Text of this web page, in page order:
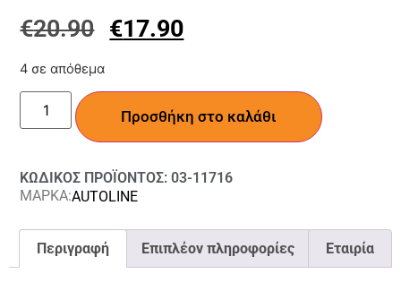
€20.90 €17.90
4 σε απόθεμα
Προσθήκη στο καλάθι
ΚΩΔΙΚΟΣ ΠΡΟΪΟΝΤΟΣ: 03-11716
ΜΑΡΚΑ:AUTOLINE
Περιγραφή Επιπλέον πληροφορίες Εταιρία